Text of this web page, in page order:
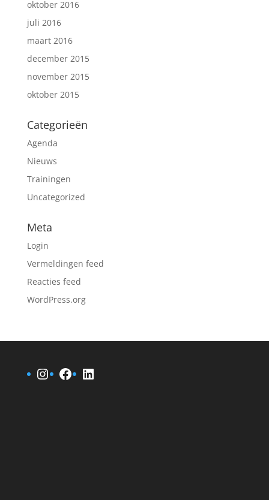
oktober 2016
juli 2016
maart 2016
december 2015
november 2015
oktober 2015
Categorieën
Agenda
Nieuws
Trainingen
Uncategorized
Meta
Login
Vermeldingen feed
Reacties feed
WordPress.org
Instagram
Facebook
LinkedIn